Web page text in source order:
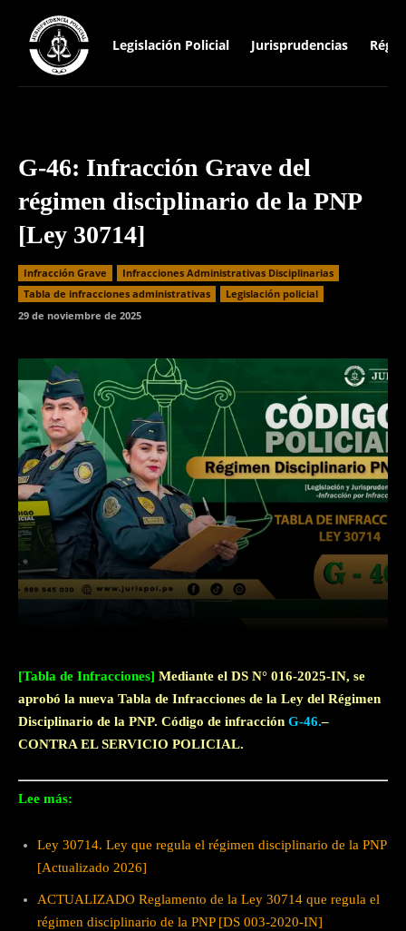
Legislación Policial Jurisprudencias
G-46: Infracción Grave del
régimen disciplinario de la PNP
[Ley 30714]
Infracción Grave
Infracciones Administrativas Disciplinarias
⁠Tabla de infracciones administrativas
Legislación policial
29 de noviembre de 2025
Twitter
[Tabla de Infracciones] Mediante el DS N° 016-2025-IN, se
aprobó la nueva Tabla de Infracciones de la Ley del Régimen
Disciplinario de la PNP. Código de infracción G-46.–
CONTRA EL SERVICIO POLICIAL.
Lee más:
Ley 30714. Ley que regula el régimen disciplinario de la PNP
[Actualizado 2026]
ACTUALIZADO Reglamento de la Ley 30714 que regula el
régimen disciplinario de la PNP [DS 003-2020-IN]